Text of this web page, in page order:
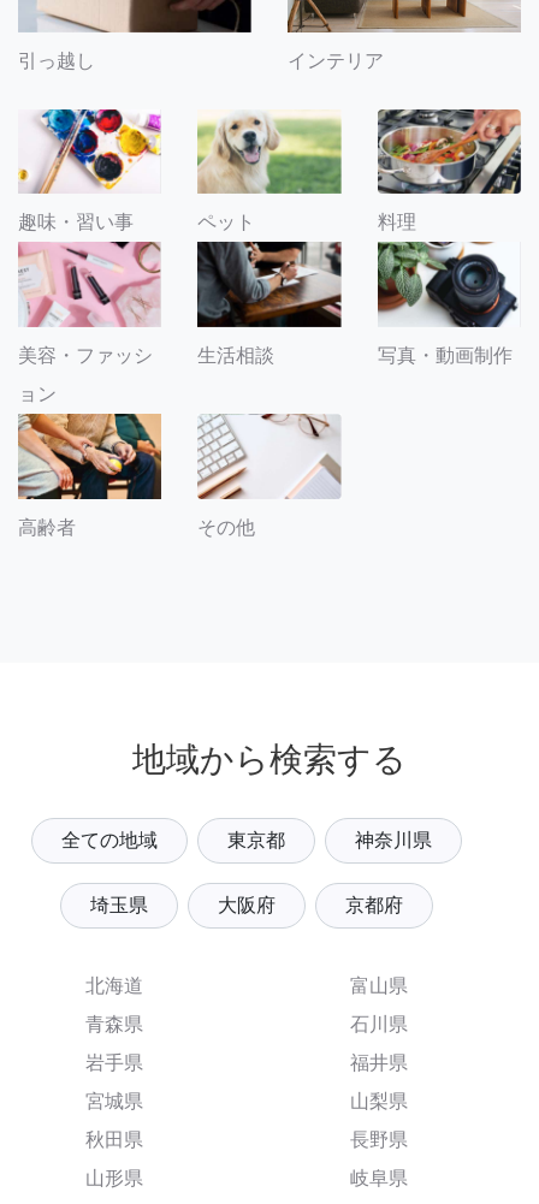
引っ越し インテリア
趣味・習い事 ペット 料理
美容・ファッシ
ョン
生活相談 写真・動画制作
高齢者 その他
地域から検索する
全ての地域 東京都 神奈川県
埼玉県 大阪府 京都府
北海道
青森県
岩手県
宮城県
秋田県
山形県
富山県
石川県
福井県
山梨県
長野県
岐阜県